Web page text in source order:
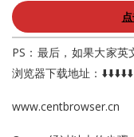
PS：最后，如果大家
浏览器下载地址：⬇️⬇️⬇️⬇️⬇️
www.centbrowser.cn